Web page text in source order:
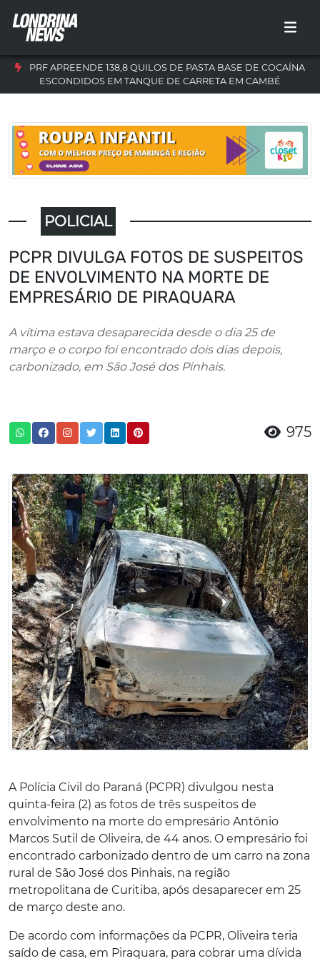
PRF APREENDE 138,8 QUILOS DE PASTA BASE DE COCAÍNA
ESCONDIDOS EM TANQUE DE CARRETA EM CAMBÉ
POLICIAL
PCPR DIVULGA FOTOS DE SUSPEITOS
DE ENVOLVIMENTO NA MORTE DE
EMPRESÁRIO DE PIRAQUARA
A vítima estava desaparecida desde o dia 25 de
março e o corpo foi encontrado dois dias depois,
carbonizado, em São José dos Pinhais.
975
A Polícia Civil do Paraná (PCPR) divulgou nesta
quinta-feira (2) as fotos de três suspeitos de
envolvimento na morte do empresário Antônio
Marcos Sutil de Oliveira, de 44 anos. O empresário foi
encontrado carbonizado dentro de um carro na zona
rural de São José dos Pinhais, na região
metropolitana de Curitiba, após desaparecer em 25
de março deste ano.
De acordo com informações da PCPR, Oliveira teria
saído de casa, em Piraquara, para cobrar uma dívida